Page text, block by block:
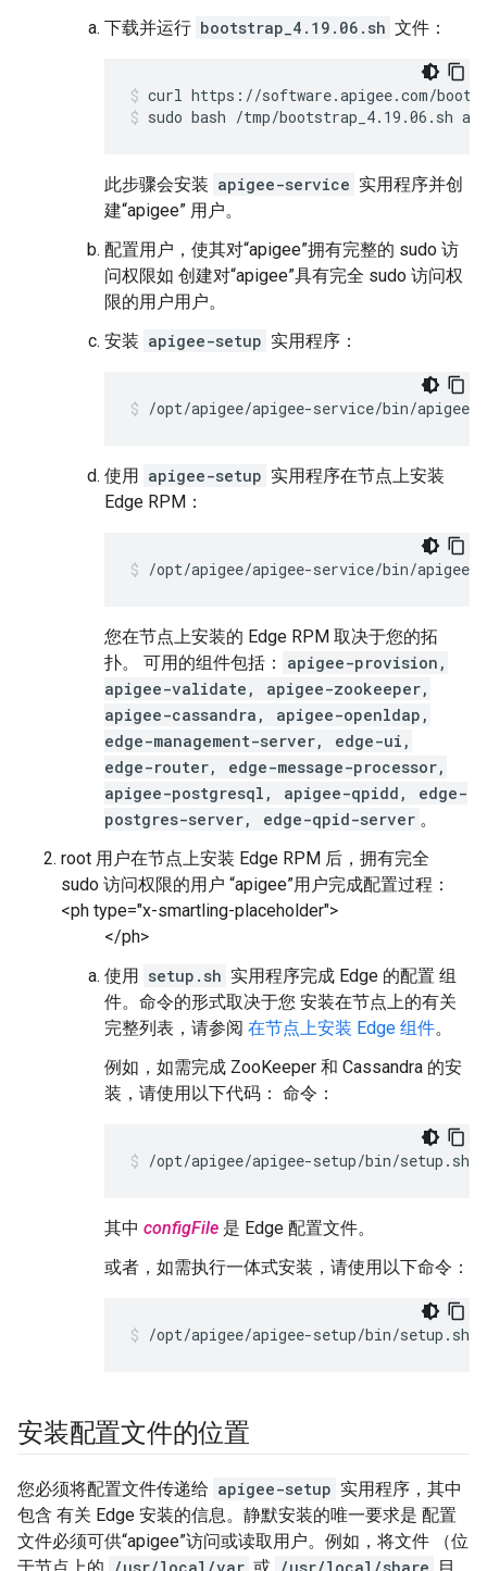
下载并运行 bootstrap_4.19.06.sh 文件：
sudo bash /tmp/bootstrap_4.19.06.sh
此步骤会安装 apigee-service 实用程序并创
建“apigee” 用户。
配置用户，使其对“apigee”拥有完整的 sudo 访
问权限如 创建对“apigee”具有完全 sudo 访问权
限的用户用户。
安装 apigee-setup 实用程序：
/opt/apigee/apigee-service/bin/
使用 apigee-setup 实用程序在节点上安装
Edge RPM：
/opt/apigee/apigee-service/bin/
您在节点上安装的 Edge RPM 取决于您的拓
扑。 可用的组件包括：
apigee-provision,
apigee-validate, apigee-zookeeper,
apigee-cassandra, apigee-openldap,
edge-management-server, edge-ui,
edge-router, edge-message-processor,
apigee-postgresql, apigee-qpidd, edge-
postgres-server, edge-qpid-server 。
root 用户在节点上安装 Edge RPM 后，拥有完全
sudo 访问权限的用户 “apigee”用户完成配置过程：
<ph type="x-smartling-placeholder">
</ph>
使用 setup.sh 实用程序完成 Edge 的配置 组
件。命令的形式取决于您 安装在节点上的有关
完整列表，请参阅 在节点上安装 Edge 组件。
例如，如需完成 ZooKeeper 和 Cassandra 的安
装，请使用以下代码： 命令：
/opt/apigee/apigee-setup/bin/
其中 configFile 是 Edge 配置文件。
或者，如需执行一体式安装，请使用以下命令：
/opt/apigee/apigee-setup/bin/
安装配置文件的位置
您必须将配置文件传递给 apigee-setup 实用程序，其中
包含 有关 Edge 安装的信息。静默安装的唯一要求是 配置
文件必须可供“apigee”访问或读取用户。例如，将文件 （位